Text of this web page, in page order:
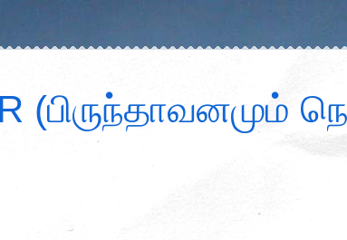
(பிருந்தாவனமும்